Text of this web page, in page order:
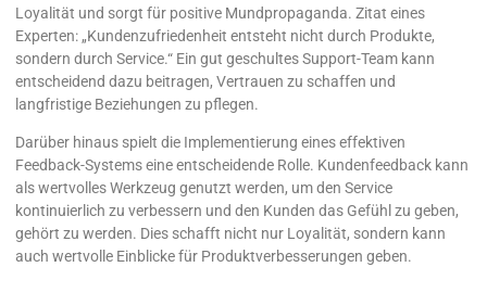
Loyalität und sorgt für positive Mundpropaganda. Zitat eines
Experten: „Kundenzufriedenheit entsteht nicht durch Produkte,
sondern durch Service.“ Ein gut geschultes Support-Team kann
entscheidend dazu beitragen, Vertrauen zu schaffen und
langfristige Beziehungen zu pflegen.
Darüber hinaus spielt die Implementierung eines effektiven
Feedback-Systems eine entscheidende Rolle. Kundenfeedback kann
als wertvolles Werkzeug genutzt werden, um den Service
kontinuierlich zu verbessern und den Kunden das Gefühl zu geben,
gehört zu werden. Dies schafft nicht nur Loyalität, sondern kann
auch wertvolle Einblicke für Produktverbesserungen geben.